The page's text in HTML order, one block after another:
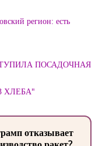
регион: есть
ПОСАДОЧНАЯ
ХЛЕБА"
отказывает